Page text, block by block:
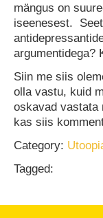
mängus on
iseenesest.
argumentidega?
Siin me siis
olla vastu, kuid
oskavad vastata
kas siis
Category:
Tagged: